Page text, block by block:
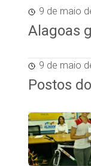
9 de maio
Alagoas
9 de maio
Postos